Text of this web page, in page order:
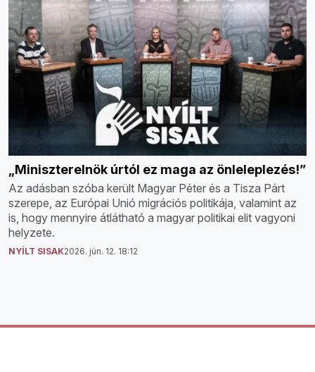
„Miniszterelnök úrtól ez maga az önleleplezés!”
Az adásban szóba került Magyar Péter és a Tisza Párt
szerepe, az Európai Unió migrációs politikája, valamint az
is, hogy mennyire átlátható a magyar politikai elit vagyoni
helyzete.
NYÍLT SISAK2026. jún. 12. 18:12